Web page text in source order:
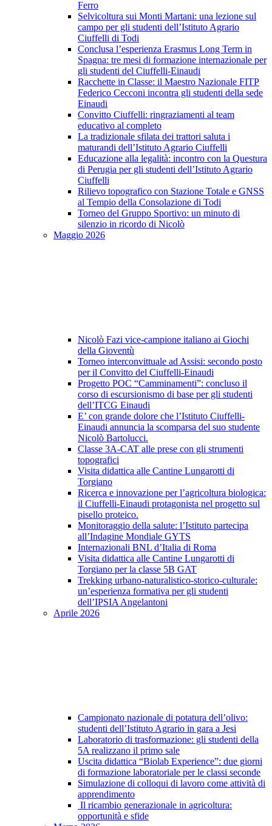
Ferro
Selvicoltura sui Monti Martani: una lezione sul
campo per gli studenti dell’Istituto Agrario
Ciuffelli di Todi
Conclusa l’esperienza Erasmus Long Term in
Spagna: tre mesi di formazione internazionale per
gli studenti del Ciuffelli-Einaudi
Racchette in Classe: il Maestro Nazionale FITP
Federico Cecconi incontra gli studenti della sede
Einaudi
Convitto Ciuffelli: ringraziamenti al team
educativo al completo
La tradizionale sfilata dei trattori saluta i
maturandi dell’Istituto Agrario Ciuffelli
Educazione alla legalità: incontro con la Questura
di Perugia per gli studenti dell’Istituto Agrario
Ciuffelli
Rilievo topografico con Stazione Totale e GNSS
al Tempio della Consolazione di Todi
Torneo del Gruppo Sportivo: un minuto di
silenzio in ricordo di Nicolò
Maggio 2026
Nicolò Fazi vice-campione italiano ai Giochi
della Gioventù
Torneo interconvittuale ad Assisi: secondo posto
per il Convitto del Ciuffelli-Einaudi
Progetto POC “Camminamenti”: concluso il
corso di escursionismo di base per gli studenti
dell’ITCG Einaudi
E’ con grande dolore che l’Istituto Ciuffelli-
Einaudi annuncia la scomparsa del suo studente
Nicolò Bartolucci.
Classe 3A-CAT alle prese con gli strumenti
topografici
Visita didattica alle Cantine Lungarotti di
Torgiano
Ricerca e innovazione per l’agricoltura biologica:
il Ciuffelli-Einaudi protagonista nel progetto sul
pisello proteico.
Monitoraggio della salute: l’Istituto partecipa
all’Indagine Mondiale GYTS
Internazionali BNL d’Italia di Roma
Visita didattica alle Cantine Lungarotti di
Torgiano per la classe 5B GAT
Trekking urbano-naturalistico-storico-culturale:
un’esperienza formativa per gli studenti
dell’IPSIA Angelantoni
Aprile 2026
Campionato nazionale di potatura dell’olivo:
studenti dell’Istituto Agrario in gara a Jesi
Laboratorio di trasformazione: gli studenti della
5A realizzano il primo sale
Uscita didattica “Biolab Experience”: due giorni
di formazione laboratoriale per le classi seconde
Simulazione di colloqui di lavoro come attività di
apprendimento
Il ricambio generazionale in agricoltura:
opportunità e sfide